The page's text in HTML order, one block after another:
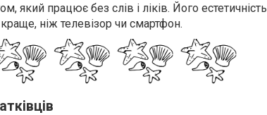
який працює без слів і ліків. Його естетичність
ніж телевізор чи смартфон.